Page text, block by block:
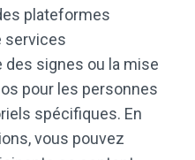
plateformes
services
des signes ou la mise
pour les personnes
spécifiques. En
vous pouvez